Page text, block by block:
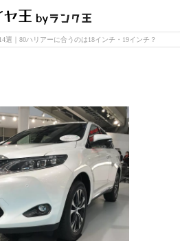
選｜80ハリアーに合うのは18インチ・19インチ？